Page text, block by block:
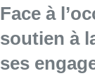
Face à
soutien à
ses